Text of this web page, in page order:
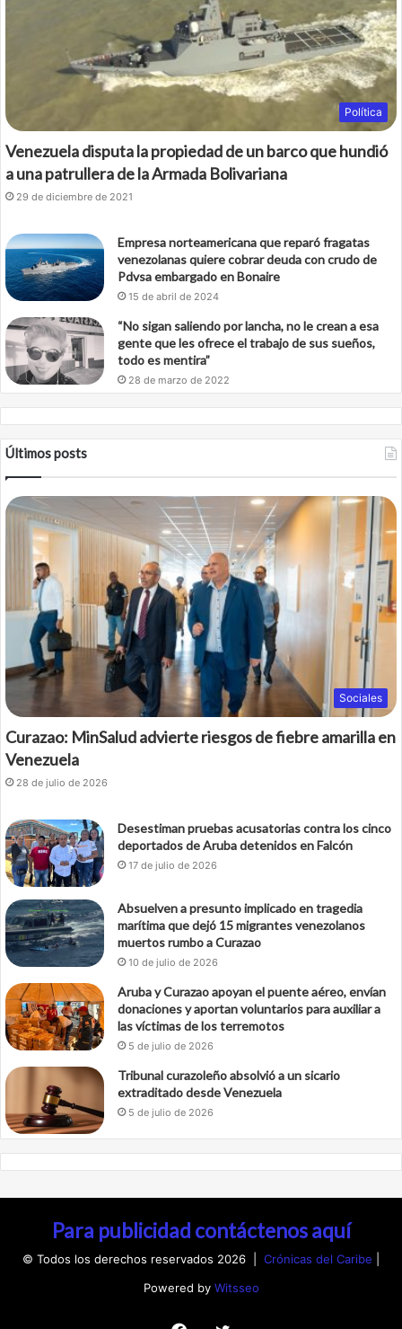
Política
Venezuela disputa la propiedad de un barco que hundió
a una patrullera de la Armada Bolivariana
29 de diciembre de 2021
Empresa norteamericana que reparó fragatas
venezolanas quiere cobrar deuda con crudo de
Pdvsa embargado en Bonaire
15 de abril de 2024
“No sigan saliendo por lancha, no le crean a esa
gente que les ofrece el trabajo de sus sueños,
todo es mentira”
28 de marzo de 2022
Últimos posts
Sociales
Curazao: MinSalud advierte riesgos de fiebre amarilla en
Venezuela
28 de julio de 2026
Desestiman pruebas acusatorias contra los cinco
deportados de Aruba detenidos en Falcón
17 de julio de 2026
Absuelven a presunto implicado en tragedia
marítima que dejó 15 migrantes venezolanos
muertos rumbo a Curazao
10 de julio de 2026
Aruba y Curazao apoyan el puente aéreo, envían
donaciones y aportan voluntarios para auxiliar a
las víctimas de los terremotos
5 de julio de 2026
Tribunal curazoleño absolvió a un sicario
extraditado desde Venezuela
5 de julio de 2026
Para publicidad contáctenos aquí
© Todos los derechos reservados 2026 | Crónicas del Caribe
Powered by Witsseo